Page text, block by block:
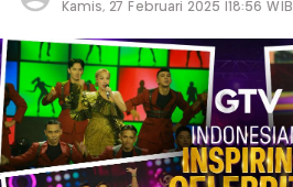
Kamis, 27 Februari 2025 |18:56 WIB